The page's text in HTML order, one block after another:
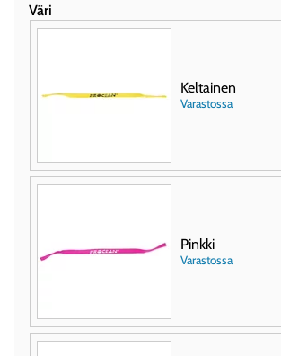
Väri
Keltainen
Varastossa
Pinkki
Varastossa